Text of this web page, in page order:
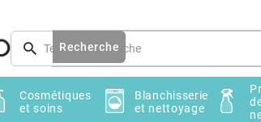
Recherche
Cosmétiques
et soins
Blanchisserie
et nettoyage